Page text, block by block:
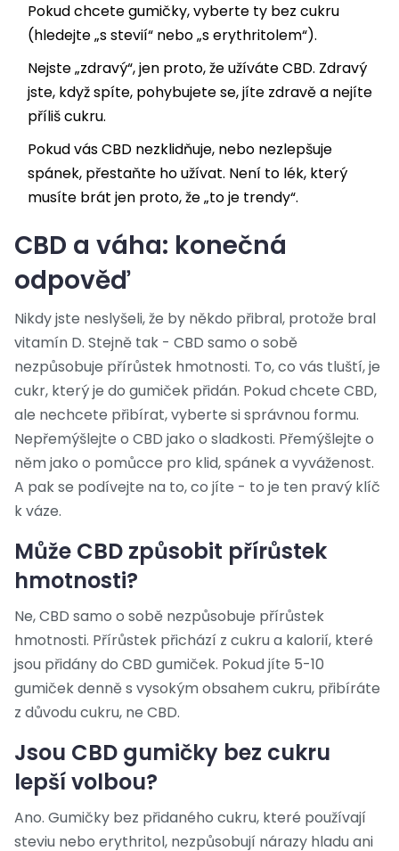
Pokud chcete gumičky, vyberte ty bez cukru
(hledejte „s stevií“ nebo „s erythritolem“).
Nejste „zdravý“, jen proto, že užíváte CBD. Zdravý
jste, když spíte, pohybujete se, jíte zdravě a nejíte
příliš cukru.
Pokud vás CBD nezklidňuje, nebo nezlepšuje
spánek, přestaňte ho užívat. Není to lék, který
musíte brát jen proto, že „to je trendy“.
CBD a váha: konečná
odpověď
Nikdy jste neslyšeli, že by někdo přibral, protože bral
vitamín D. Stejně tak - CBD samo o sobě
nezpůsobuje přírůstek hmotnosti. To, co vás tluští, je
cukr, který je do gumiček přidán. Pokud chcete CBD,
ale nechcete přibírat, vyberte si správnou formu.
Nepřemýšlejte o CBD jako o sladkosti. Přemýšlejte o
něm jako o pomůcce pro klid, spánek a vyváženost.
A pak se podívejte na to, co jíte - to je ten pravý klíč
k váze.
Může CBD způsobit přírůstek
hmotnosti?
Ne, CBD samo o sobě nezpůsobuje přírůstek
hmotnosti. Přírůstek přichází z cukru a kalorií, které
jsou přidány do CBD gumiček. Pokud jíte 5-10
gumiček denně s vysokým obsahem cukru, přibíráte
z důvodu cukru, ne CBD.
Jsou CBD gumičky bez cukru
lepší volbou?
Ano. Gumičky bez přidaného cukru, které používají
steviu nebo erythritol, nezpůsobují nárazy hladu ani